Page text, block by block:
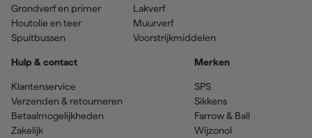
Grondverf en primer
Houtolie en teer
Spuitbussen
Lakverf
Muurverf
Voorstrijkmiddelen
Hulp & contact
Klantenservice
Verzenden & retourneren
Betaalmogelijkheden
Zakelijk
Merken
SPS
Sikkens
Farrow & Ball
Wijzonol